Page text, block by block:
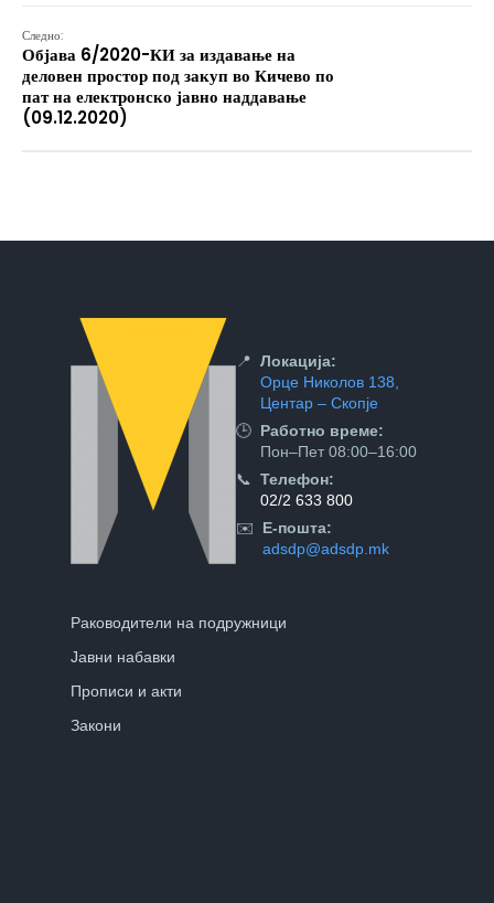
Следно:
Објава 6/2020-КИ за издавање на
деловен простор под закуп во Кичево по
пат на електронско јавно наддавање
(09.12.2020)
📍 Локација:
Орце Николов 138,
Центар – Скопје
🕒 Работно време:
Пон–Пет 08:00–16:00
📞 Телефон:
02/2 633 800
✉️
Е-пошта:
adsdp@adsdp.mk
Раководители на подружници
Јавни набавки
Прописи и акти
Закони